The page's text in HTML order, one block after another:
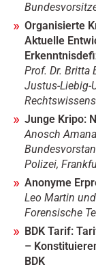
Organisierte
Aktuelle
Prof. Dr. Britta
Justus-Liebig-
Junge Kripo:
Anosch
Polizei,
Anonyme
Leo Martin
Forensische
BDK Tarif:
–
BDK